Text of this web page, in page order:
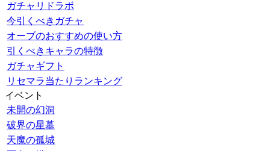
ガチャリドラボ
今引くべきガチャ
オーブのおすすめの使い方
引くべきキャラの特徴
ガチャギフト
リセマラ当たりランキング
イベント
未開の幻洞
破界の星墓
天魔の孤城